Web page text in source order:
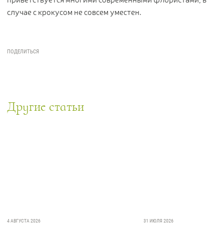
случае с крокусом не совсем уместен.
Другие статьи
4 АВГУСТА 2026 31 ИЮЛЯ 2026